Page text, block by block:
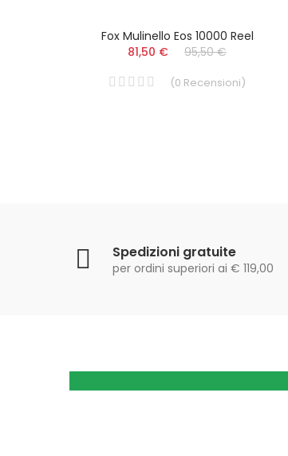
Fox Mulinello Eos 10000 Reel
81,50 €
95,50 €
(0 Recensioni)
Spedizioni gratuite
per ordini superiori ai € 119,00